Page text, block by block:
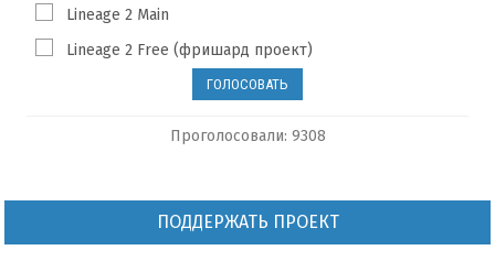
Lineage 2 Main
Lineage 2 Free (фришард проект)
Проголосовали: 9308
ПОДДЕРЖАТЬ ПРОЕКТ